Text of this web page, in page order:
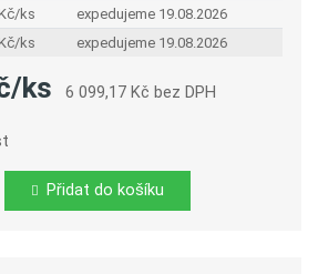
ks
expedujeme 19.08.2026
ks expedujeme 19.08.2026
ks 6 099,17 Kč bez DPH
Přidat do košíku